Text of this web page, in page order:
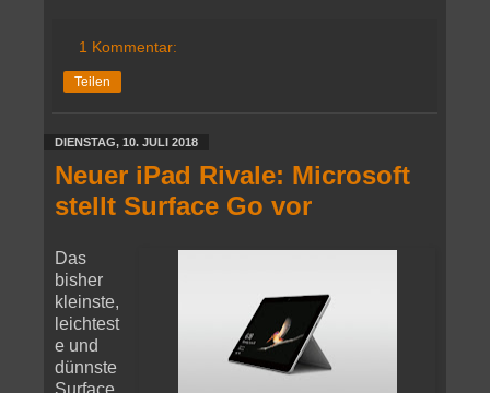
1 Kommentar:
Teilen
DIENSTAG, 10. JULI 2018
Neuer iPad Rivale: Microsoft
stellt Surface Go vor
Das
bisher
kleinste,
leichtest
e und
dünnste